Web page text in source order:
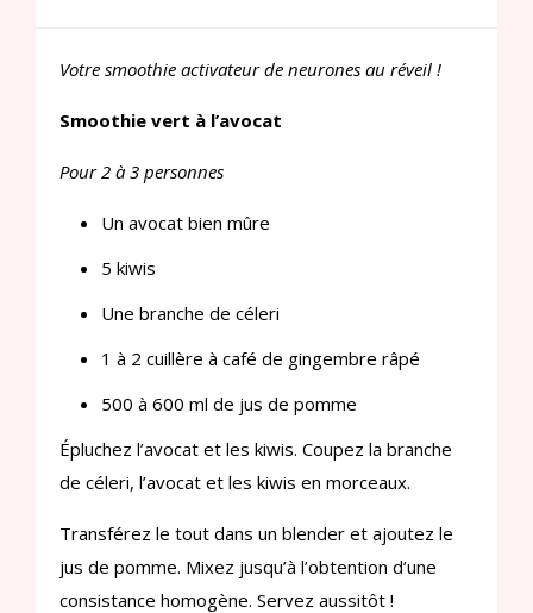
Votre smoothie activateur de neurones au réveil !
Smoothie vert à l’avocat
Pour 2 à 3 personnes
Un avocat bien mûre
5 kiwis
Une branche de céleri
1 à 2 cuillère à café de gingembre râpé
500 à 600 ml de jus de pomme
Épluchez l’avocat et les kiwis. Coupez la branche
de céleri, l’avocat et les kiwis en morceaux.
Transférez le tout dans un blender et ajoutez le
jus de pomme. Mixez jusqu’à l’obtention d’une
consistance homogène. Servez aussitôt !